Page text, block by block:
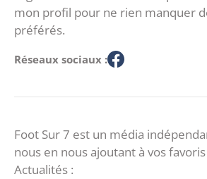
mon profil pour ne rien manquer
préférés.
Réseaux sociaux :
Foot Sur 7 est un média
nous en nous ajoutant à vos
Actualités :